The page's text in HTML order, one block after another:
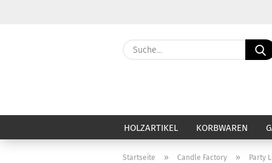
HOLZARTIKEL KORBWAREN
Startseite » Candle Factory » Party